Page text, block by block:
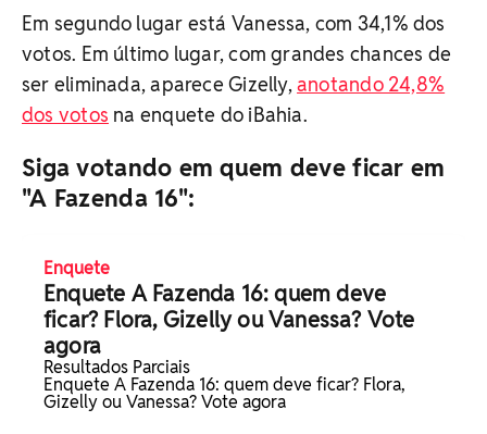
Em segundo lugar está Vanessa, com 34,1% dos
votos. Em último lugar, com grandes chances de
ser eliminada, aparece Gizelly,anotando 24,8%
dos votos na enquete do iBahia.
Siga votando em quem deve ficar em
"A Fazenda 16":
Enquete
Enquete A Fazenda 16: quem deve
ficar? Flora, Gizelly ou Vanessa? Vote
agora
Resultados Parciais
Enquete A Fazenda 16: quem deve ficar? Flora,
Gizelly ou Vanessa? Vote agora